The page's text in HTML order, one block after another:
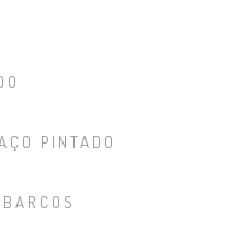
PINTADO
BARCOS